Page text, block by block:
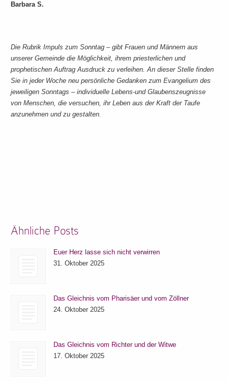
Barbara S.
Die Rubrik Impuls zum Sonntag – gibt Frauen und Männern aus
unserer Gemeinde die Möglichkeit, ihrem priesterlichen und
prophetischen Auftrag Ausdruck zu verleihen. An dieser Stelle finden
Sie in jeder Woche neu persönliche Gedanken zum Evangelium des
jeweiligen Sonntags – individuelle Lebens-und Glaubenszeugnisse
von Menschen, die versuchen, ihr Leben aus der Kraft der Taufe
anzunehmen und zu gestalten.
Ähnliche Posts
Euer Herz lasse sich nicht verwirren
31. Oktober 2025
Das Gleichnis vom Pharisäer und vom Zöllner
24. Oktober 2025
Das Gleichnis vom Richter und der Witwe
17. Oktober 2025